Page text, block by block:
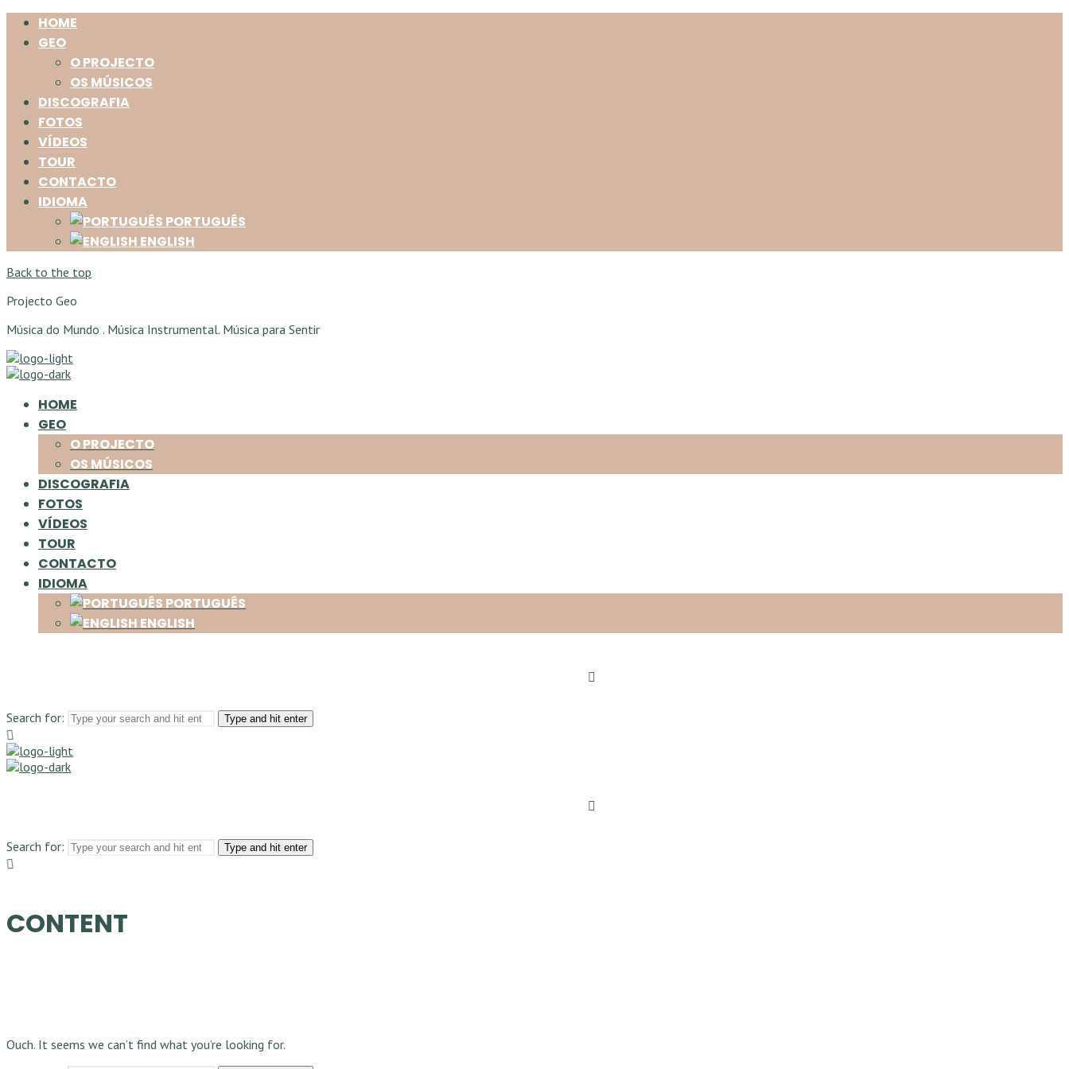
HOME
GEO
O PROJECTO
OS MÚSICOS
DISCOGRAFIA
FOTOS
VÍDEOS
TOUR
CONTACTO
IDIOMA
PORTUGUÊS
ENGLISH
Back to the top
Projecto Geo
Música do Mundo . Música Instrumental. Música para Sentir
HOME
GEO
O PROJECTO
OS MÚSICOS
DISCOGRAFIA
FOTOS
VÍDEOS
TOUR
CONTACTO
IDIOMA
PORTUGUÊS
ENGLISH
Search for: Type and hit enter
Search for: Type and hit enter
CONTENT
Ouch. It seems we can’t find what you’re looking for.